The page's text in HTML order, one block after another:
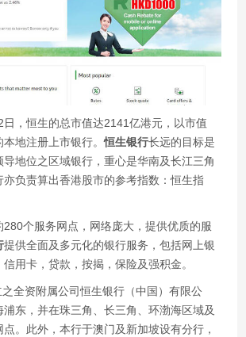
，恒生的总市值达2141亿港元，以市值
本地注册上市银行。恒生银行长远的目标是
导地位之区域银行，重心是华南及长江三角
亦负责算出香港股市的参考指数：恒生指
280个服务网点，网络庞大，提供优质的服
提供全面及多元化的银行服务，包括网上银
用卡，贷款，按揭，保险及强积金。
全资附属公司恒生银行（中国）有限公
东，并在珠三角、长三角、环渤海区域及
。此外，本行于澳门及新加坡设有分行，